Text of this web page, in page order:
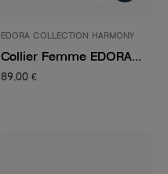
EDORA COLLECTION HARMONY
Collier Femme EDORA...
89,00 €